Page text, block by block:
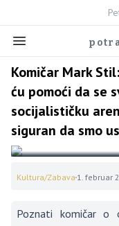
Komičar Mark
ću pomoći da se
socijalističku
siguran da smo
Kultura/Zabava 1. februar
Poznati komičar o